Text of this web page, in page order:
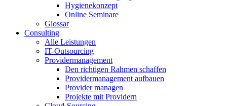
Hygienekonzept
Online Seminare
Glossar
Consulting
Alle Leistungen
IT-Outsourcing
Providermanagement
Den richtigen Rahmen schaffen
Providermanagement aufbauen
Provider managen
Projekte mit Providern